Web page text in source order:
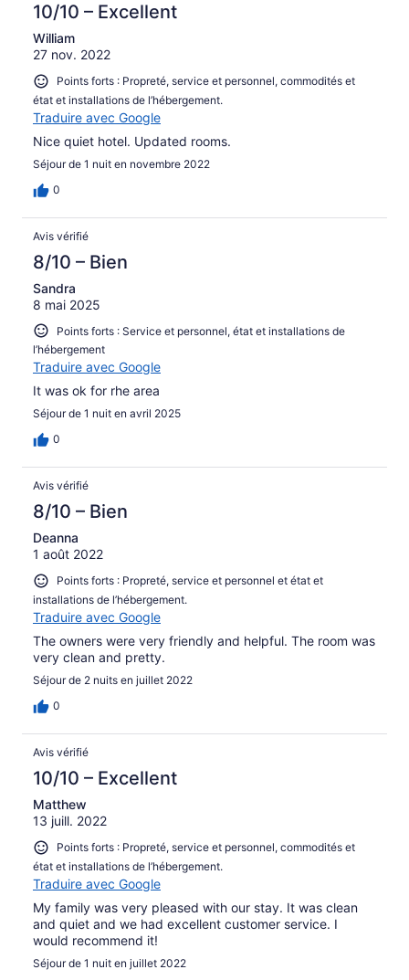
10/10 – Excellent
William
27 nov. 2022
Points forts : Propreté, service et personnel, commodités et
état et installations de l’hébergement.
Traduire avec Google
Nice quiet hotel. Updated rooms.
Séjour de 1 nuit en novembre 2022
0
Avis vérifié
8/10 – Bien
Sandra
8 mai 2025
Points forts : Service et personnel, état et installations de
l’hébergement
Traduire avec Google
It was ok for rhe area
Séjour de 1 nuit en avril 2025
0
Avis vérifié
8/10 – Bien
Deanna
1 août 2022
Points forts : Propreté, service et personnel et état et
installations de l’hébergement.
Traduire avec Google
The owners were very friendly and helpful. The room was
very clean and pretty.
Séjour de 2 nuits en juillet 2022
0
Avis vérifié
10/10 – Excellent
Matthew
13 juill. 2022
Points forts : Propreté, service et personnel, commodités et
état et installations de l’hébergement.
Traduire avec Google
My family was very pleased with our stay. It was clean
and quiet and we had excellent customer service. I
would recommend it!
Séjour de 1 nuit en juillet 2022